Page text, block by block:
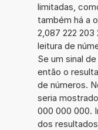
limitadas,
também há a
2,087 222 203
leitura de
Se um sinal
então o
de números.
seria
000 000 000.
dos